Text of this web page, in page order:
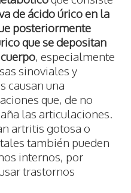
de ácido úrico en la
posteriormente
que se depositan
, especialmente
sinoviales y
causan una
que, de no
las articulaciones.
artritis gotosa o
también pueden
internos, por
trastornos